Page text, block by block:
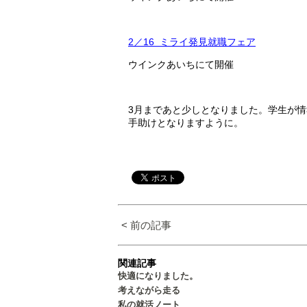
2／16 ミライ発見就職フェア
ウインクあいちにて開催
3月まであと少しとなりました。学生が
手助けとなりますように。
< 前の記事
関連記事
快適になりました。
考えながら走る
私の就活ノート